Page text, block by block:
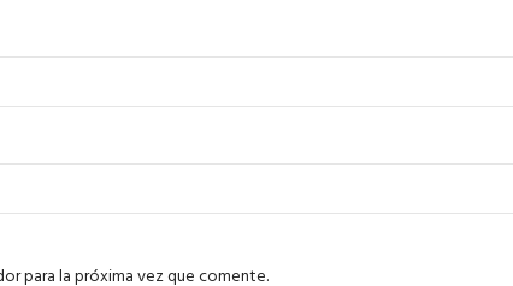
para la próxima vez que comente.